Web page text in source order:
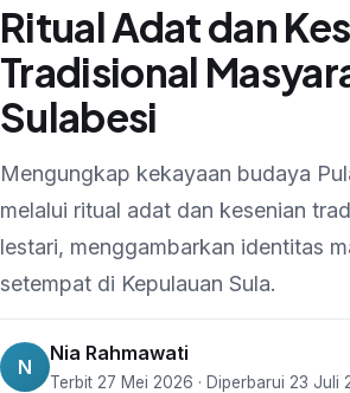
Ritual Adat dan
Tradisional
Sulabesi
Mengungkap kekayaan budaya
melalui ritual adat dan kesenian
lestari, menggambarkan identitas
setempat di Kepulauan Sula.
N
Nia Rahmawati
Terbit 27 Mei 2026 · Diperbarui 23 Juli